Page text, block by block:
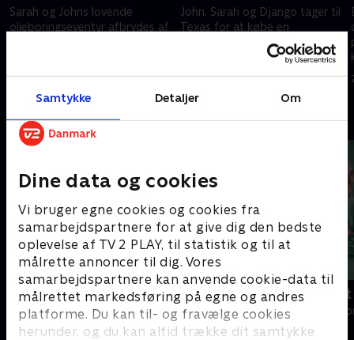
Samtykke Detaljer Om
Dine data og cookies
Vi bruger egne cookies og cookies fra
samarbejdspartnere for at give dig den bedste
oplevelse af TV 2 PLAY, til statistik og til at
målrette annoncer til dig. Vores
samarbejdspartnere kan anvende cookie-data til
målrettet markedsføring på egne og andres
platforme. Du kan til- og fravælge cookies
herunder, og du kan altid trække dit samtykke
Sarah og Johns lovende
olieboringseventyr afbrydes af
John, Sarah og Django tager til
Texas for at købe en
boreplatform og står over for
Elizabeth for anden gang
17. juli 2023 • 52 min
Andre så også
Happy fucking Pride
Drama • 1 sæsoner
Fake Patient
Drama • 1